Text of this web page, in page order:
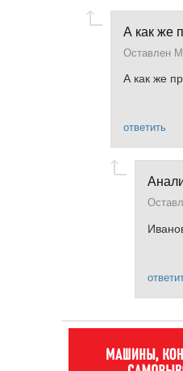
А как же
Оставлен
А как же
ответить